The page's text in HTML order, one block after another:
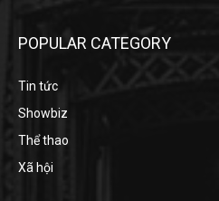
POPULAR CATEGORY
Tin tức
Showbiz
Thể thao
Xã hội